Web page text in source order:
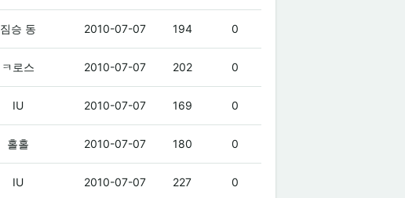
짐승 동 2010-07-07 194 0
ㅋ로스 2010-07-07 202 0
IU 2010-07-07 169 0
홀홀 2010-07-07 180 0
IU 2010-07-07 227 0